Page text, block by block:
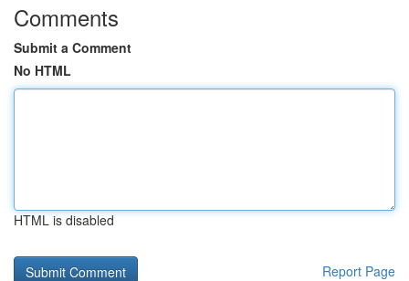
Comments
Submit a Comment
No HTML
HTML is disabled
Report Page